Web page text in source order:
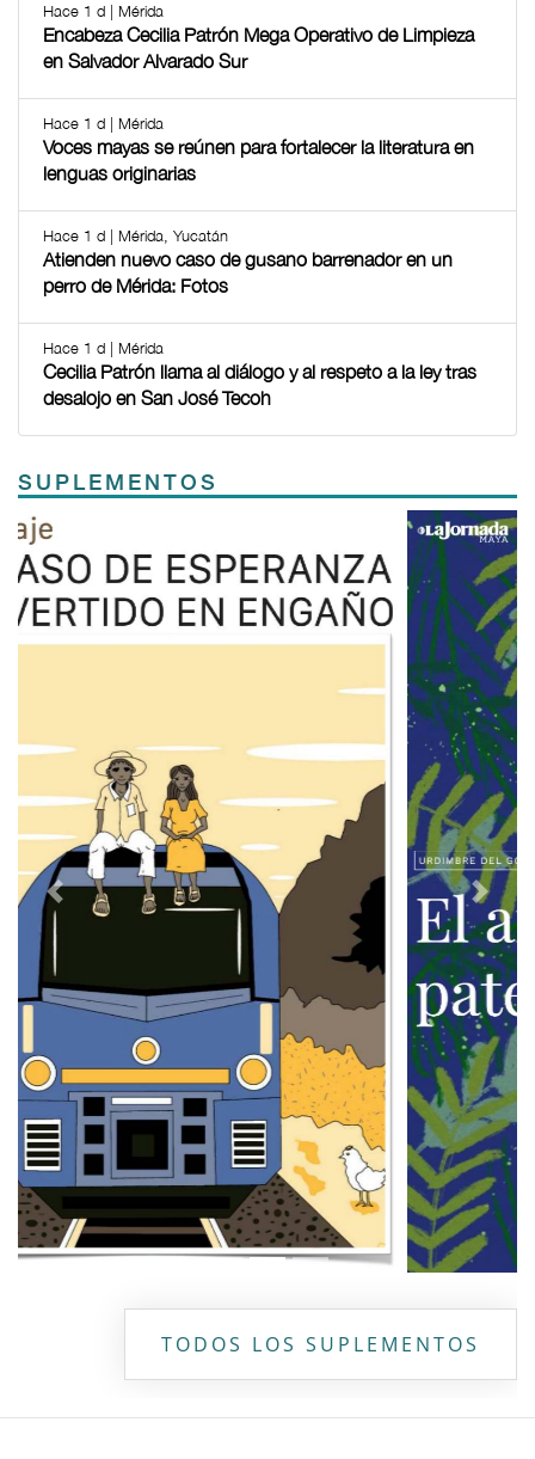
Hace 1 d | Mérida
Encabeza Cecilia Patrón Mega Operativo de Limpieza
en Salvador Alvarado Sur
Hace 1 d | Mérida
Voces mayas se reúnen para fortalecer la literatura en
lenguas originarias
Hace 1 d | Mérida, Yucatán
Atienden nuevo caso de gusano barrenador en un
perro de Mérida: Fotos
Hace 1 d | Mérida
Cecilia Patrón llama al diálogo y al respeto a la ley tras
desalojo en San José Tecoh
SUPLEMENTOS
Previous Next
TODOS LOS SUPLEMENTOS